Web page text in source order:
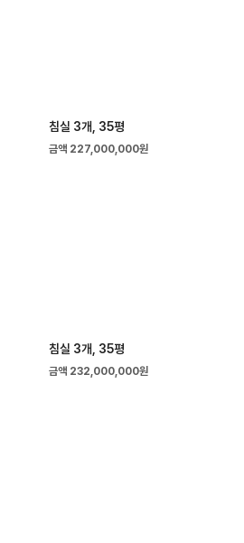
침실 3개, 35평
금액 227,000,000원
침실 3개, 35평
금액 232,000,000원